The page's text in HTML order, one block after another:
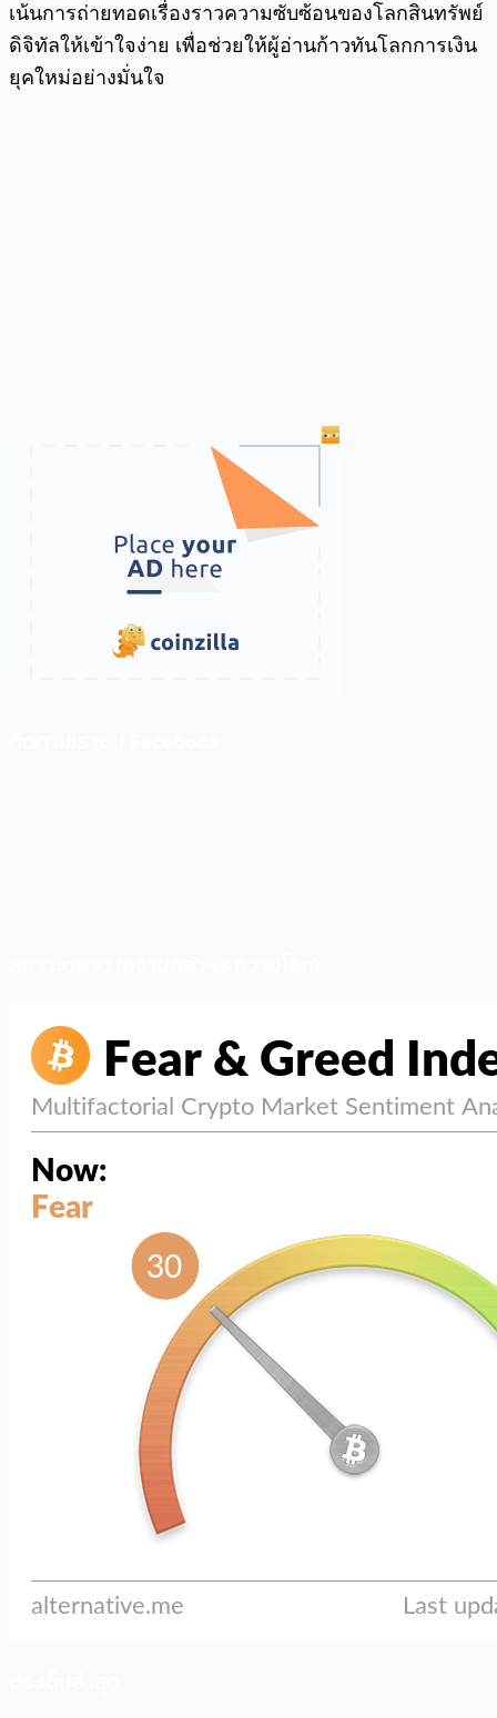
เน้นการถ่ายทอดเรื่องราวความซับซ้อนของโลกสินทรัพย์
ดิจิทัลให้เข้าใจง่าย เพื่อช่วยให้ผู้อ่านก้าวทันโลกการเงิน
ยุคใหม่อย่างมั่นใจ